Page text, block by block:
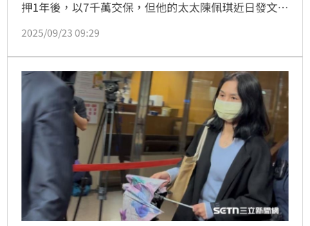
押1年後，以7千萬交保，但他的太太陳佩琪近日發文控
北所馬桶清潔不到位，柯文哲疑似感染HPV病毒。北院
出家門，走上車過程中還咳嗽了兩聲。
2025/09/23 09:29